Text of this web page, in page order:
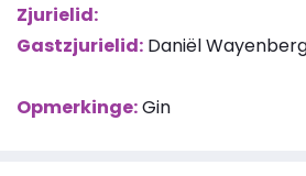
Zjurielid:
Gastzjurielid: Daniël
Opmerkinge:Gin